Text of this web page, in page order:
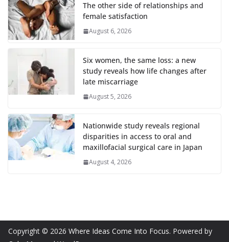
The other side of relationships and
female satisfaction
August 6, 2026
Six women, the same loss: a new
study reveals how life changes after
late miscarriage
August 5, 2026
Nationwide study reveals regional
disparities in access to oral and
maxillofacial surgical care in Japan
August 4, 2026
Copyright © 2026 Where Ideas Come Into Focus. Powered by